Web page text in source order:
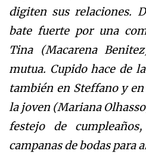
digiten sus relaciones.
bate fuerte por una
Tina (Macarena
mutua. Cupido hace de
también en Steffano y
la joven (Mariana
festejo de
campanas de bodas para